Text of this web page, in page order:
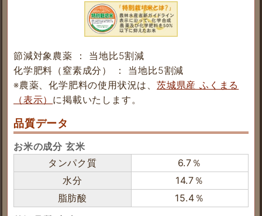
節減対象農薬 ： 当地比5割減
化学肥料（窒素成分） ： 当地比5割減
※農薬、化学肥料の使用状況は、 茨城県産 ふくまる
（表示） に掲載いたします。
品質データ
お米の成分 玄米
タンパク質
6.7％
水分
14.7％
脂肪酸
15.4％